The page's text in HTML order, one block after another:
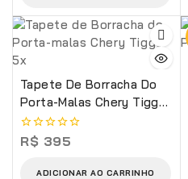
Tapete De Borracha Do
Porta-Malas Chery Tiggo
5x
0
R$ 395
ADICIONAR AO CARRINHO